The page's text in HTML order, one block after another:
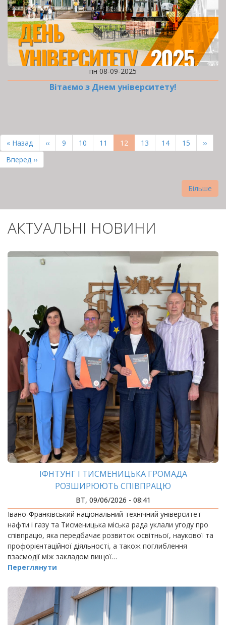
пн 08-09-2025
Вітаємо з Днем університету!
НА
СТОРІНКИ
Перша
сторінка
« Назад
Попередня
сторінка
‹‹ Page
9 Page
10 Page
11
Поточна
сторінка
12 Page
13 Page
14 Page
15
››
Остання
сторінка
Вперед ››
Більше
АКТУАЛЬНІ НОВИНИ
ІФНТУНГ І ТИСМЕНИЦЬКА ГРОМАДА
РОЗШИРЮЮТЬ СПІВПРАЦЮ
ВТ, 09/06/2026 - 08:41
Івано-Франківський національний технічний університет
нафти і газу та Тисменицька міська рада уклали угоду про
співпрацю, яка передбачає розвиток освітньої, наукової та
профорієнтаційної діяльності, а також поглиблення
взаємодії між закладом вищої…
Переглянути